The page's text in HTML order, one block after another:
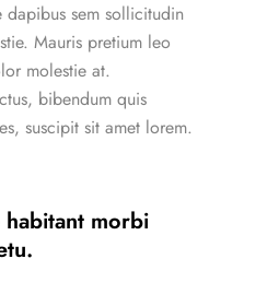
sem sollicitudin
Mauris pretium leo
molestie at.
bibendum quis
suscipit sit amet lorem.
habitant morbi